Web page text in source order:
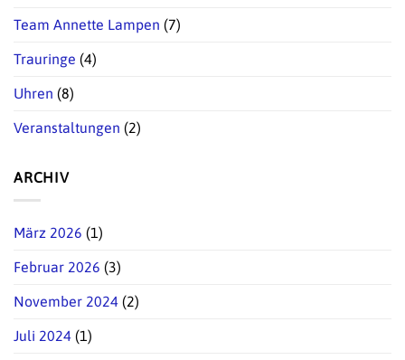
Team Annette Lampen (7)
Trauringe (4)
Uhren (8)
Veranstaltungen (2)
ARCHIV
März 2026 (1)
Februar 2026 (3)
November 2024 (2)
Juli 2024 (1)